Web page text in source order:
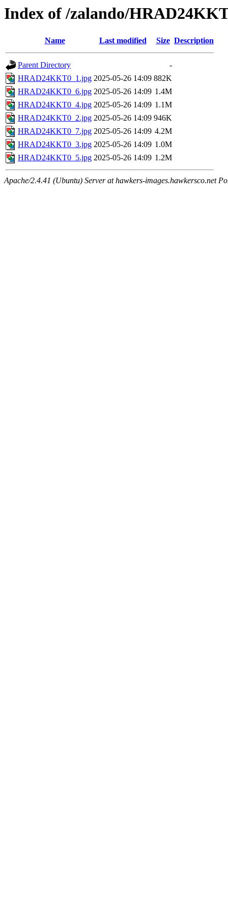
Index of /zalando/
Name Last modified Size Description
Parent Directory
-
HRAD24KKT0_1.jpg 2025-05-26 14:09 882K
HRAD24KKT0_6.jpg 2025-05-26 14:09 1.4M
HRAD24KKT0_4.jpg 2025-05-26 14:09 1.1M
HRAD24KKT0_2.jpg 2025-05-26 14:09 946K
HRAD24KKT0_7.jpg 2025-05-26 14:09 4.2M
HRAD24KKT0_3.jpg 2025-05-26 14:09 1.0M
HRAD24KKT0_5.jpg 2025-05-26 14:09 1.2M
Apache/2.4.41 (Ubuntu) Server at hawkers-images.hawkersco.net